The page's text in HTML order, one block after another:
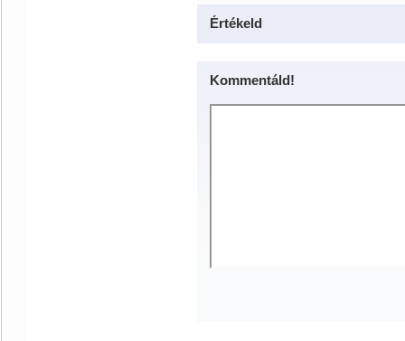
Értékeld
Kommentáld!